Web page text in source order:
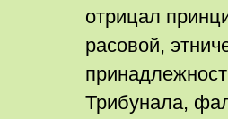
отрицал
расовой,
Трибунала,